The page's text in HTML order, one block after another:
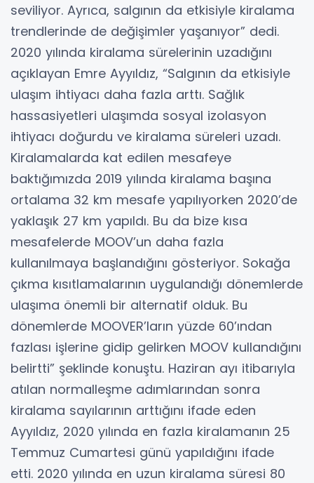
seviliyor. Ayrıca, salgının da etkisiyle kiralama
trendlerinde de değişimler yaşanıyor” dedi.
2020 yılında kiralama sürelerinin uzadığını
açıklayan Emre Ayyıldız, “Salgının da etkisiyle
ulaşım ihtiyacı daha fazla arttı. Sağlık
hassasiyetleri ulaşımda sosyal izolasyon
ihtiyacı doğurdu ve kiralama süreleri uzadı.
Kiralamalarda kat edilen mesafeye
baktığımızda 2019 yılında kiralama başına
ortalama 32 km mesafe yapılıyorken 2020’de
yaklaşık 27 km yapıldı. Bu da bize kısa
mesafelerde MOOV’un daha fazla
kullanılmaya başlandığını gösteriyor. Sokağa
çıkma kısıtlamalarının uygulandığı dönemlerde
ulaşıma önemli bir alternatif olduk. Bu
dönemlerde MOOVER’ların yüzde 60’ından
fazlası işlerine gidip gelirken MOOV kullandığını
belirtti” şeklinde konuştu. Haziran ayı itibarıyla
atılan normalleşme adımlarından sonra
kiralama sayılarının arttığını ifade eden
Ayyıldız, 2020 yılında en fazla kiralamanın 25
Temmuz Cumartesi günü yapıldığını ifade
etti. 2020 yılında en uzun kiralama süresi 80